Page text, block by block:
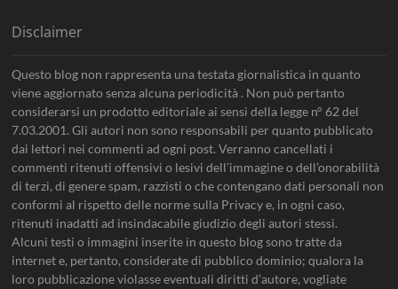
Disclaimer
Questo blog non rappresenta una testata giornalistica in quanto
viene aggiornato senza alcuna periodicità . Non può pertanto
considerarsi un prodotto editoriale ai sensi della legge n° 62 del
7.03.2001. Gli autori non sono responsabili per quanto pubblicato
dai lettori nei commenti ad ogni post. Verranno cancellati i
commenti ritenuti offensivi o lesivi dell’immagine o dell’onorabilità
di terzi, di genere spam, razzisti o che contengano dati personali non
conformi al rispetto delle norme sulla Privacy e, in ogni caso,
ritenuti inadatti ad insindacabile giudizio degli autori stessi.
Alcuni testi o immagini inserite in questo blog sono tratte da
internet e, pertanto, considerate di pubblico dominio; qualora la
loro pubblicazione violasse eventuali diritti d’autore, vogliate